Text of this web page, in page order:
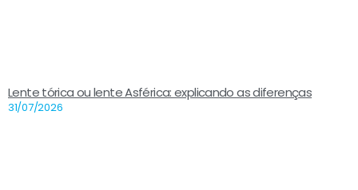
Lente tórica ou lente Asférica: explicando as diferenças
31/07/2026